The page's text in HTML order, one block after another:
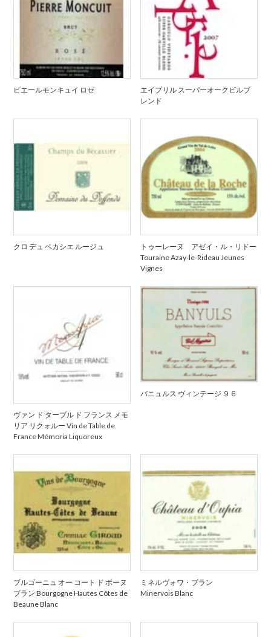
ピエールモンキュイ ロゼ
エイプリル スーパーオークビルブ
レンド
クロ デュ ベカシエ ルージュ
トゥーレーヌ アゼイ・ル・リドー
Touraine Azay-le-Rideau Jeunes
Vignes
ヴァン ド ターブル ド フランス メモ
リア リクォルー Vin de Table de
France Mémoria Liquoreux
バニュルス ヴィンテージ ９６
ブルゴーニュ オー コート ド ボーヌ
ブラン Bourgogne Hautes Côtes de
Beaune Blanc
ミネルヴォワ・ブラン
Minervois Blanc